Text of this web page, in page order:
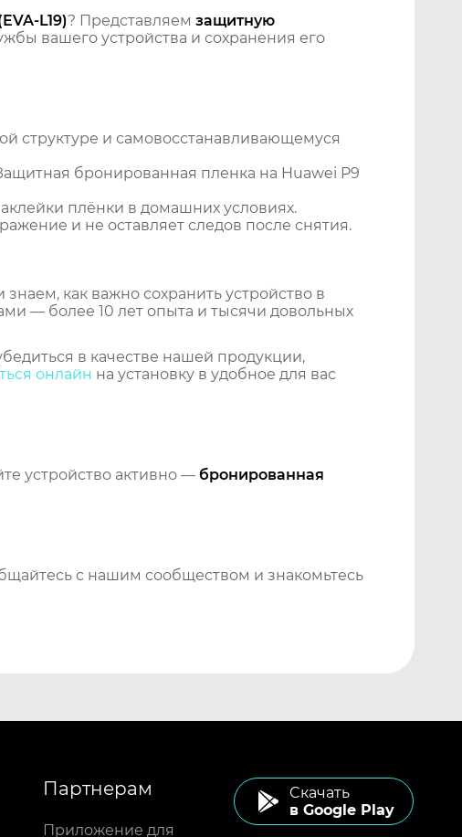
L19)? Представляем защитную
вашего устройства и сохранения его
структуре и самовосстанавливающемуся
бронированная пленка на Huawei P9
плёнки в домашних условиях.
и не оставляет следов после снятия.
как важно сохранить устройство в
— более 10 лет опыта и тысячи довольных
в качестве нашей продукции,
онлайн на установку в удобное для вас
устройство активно — бронированная
с нашим сообществом и знакомьтесь
Партнерам
Приложение для
Cкачать
в Google Play